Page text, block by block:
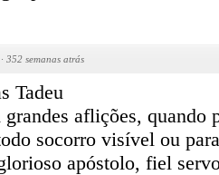
· 352 semanas atrás
Tadeu
aflições, quando
socorro visível ou
apóstolo, fiel